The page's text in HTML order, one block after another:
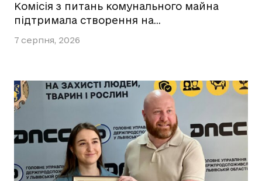
Комісія з питань комунального майна
підтримала створення на…
7 серпня, 2026